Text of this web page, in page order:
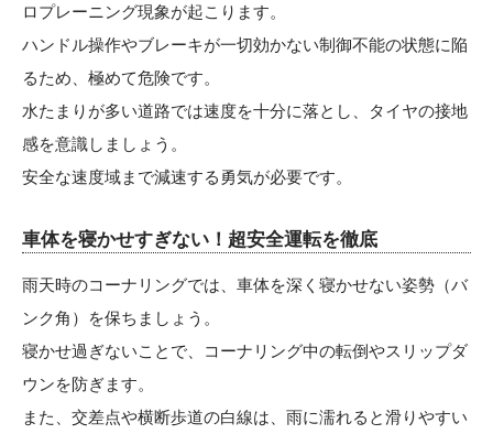
ロプレーニング現象が起こります。
ハンドル操作やブレーキが一切効かない制御不能の状態に陥
るため、極めて危険です。
水たまりが多い道路では速度を十分に落とし、タイヤの接地
感を意識しましょう。
安全な速度域まで減速する勇気が必要です。
車体を寝かせすぎない！超安全運転を徹底
雨天時のコーナリングでは、車体を深く寝かせない姿勢（バ
ンク角）を保ちましょう。
寝かせ過ぎないことで、コーナリング中の転倒やスリップダ
ウンを防ぎます。
また、交差点や横断歩道の白線は、雨に濡れると滑りやすい